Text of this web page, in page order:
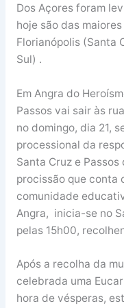
Dos Açores foram
hoje são das
Florianópolis (Santa
Sul) .
Em Angra do
Passos vai sair às
no domingo, dia 21,
processional da
Santa Cruz e
procissão que conta
comunidade
Angra, inicia-se no
pelas 15h00,
Após a recolha da
celebrada uma
hora de vésperas,